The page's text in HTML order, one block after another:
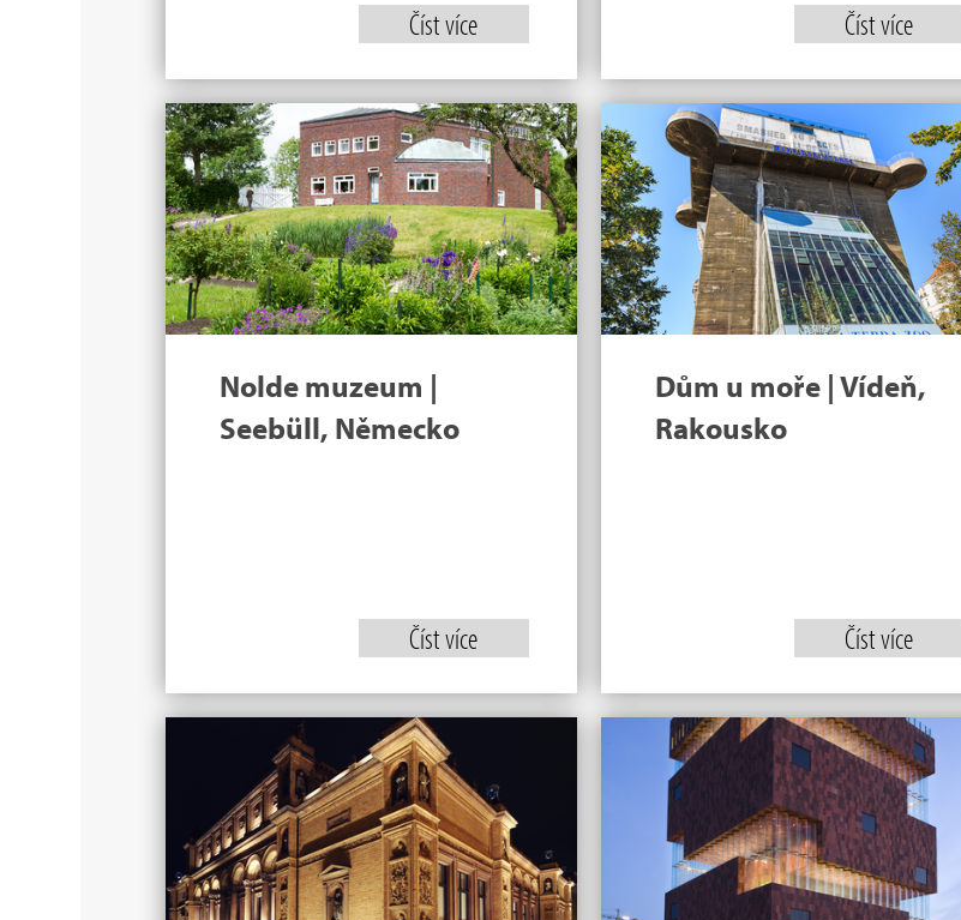
Číst více Číst více
Nolde muzeum |
Seebüll, Německo
Číst více
Dům u moře | Vídeň,
Rakousko
Číst více